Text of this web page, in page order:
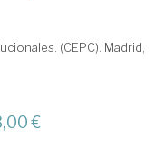
(CEPC). Madrid,
€